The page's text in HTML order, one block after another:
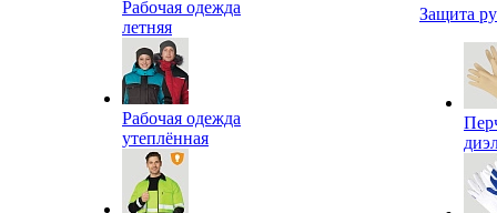
Рабочая одежда
летняя
Рабочая одежда
утеплённая
Защита